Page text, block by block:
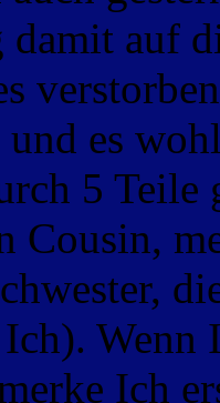
damit auf
und es
5
Cousin,
Wenn
Ich